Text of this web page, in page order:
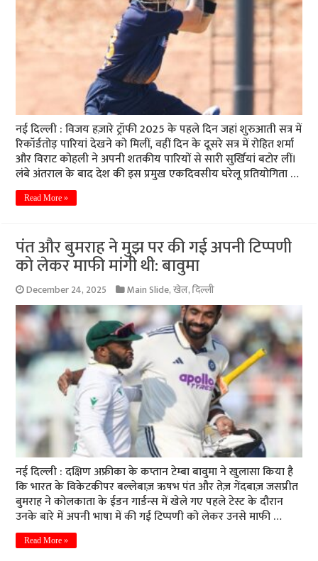
नई दिल्ली : विजय हज़ारे ट्रॉफी 2025 के पहले दिन जहां शुरुआती सत्र में
रिकॉर्डतोड़ पारियां देखने को मिलीं, वहीं दिन के दूसरे सत्र में रोहित शर्मा
और विराट कोहली ने अपनी शतकीय पारियों से सारी सुर्खियां बटोर लीं।
लंबे अंतराल के बाद देश की इस प्रमुख एकदिवसीय घरेलू प्रतियोगिता …
Read More »
पंत और बुमराह ने मुझ पर की गई अपनी टिप्पणी
को लेकर माफी मांगी थी: बावुमा
December 24, 2025 Main Slide,खेल,दिल्ली
नई दिल्ली : दक्षिण अफ्रीका के कप्तान टेम्बा बावुमा ने खुलासा किया है
कि भारत के विकेटकीपर बल्लेबाज़ ऋषभ पंत और तेज़ गेंदबाज़ जसप्रीत
बुमराह ने कोलकाता के ईडन गार्डन्स में खेले गए पहले टेस्ट के दौरान
उनके बारे में अपनी भाषा में की गई टिप्पणी को लेकर उनसे माफी …
Read More »